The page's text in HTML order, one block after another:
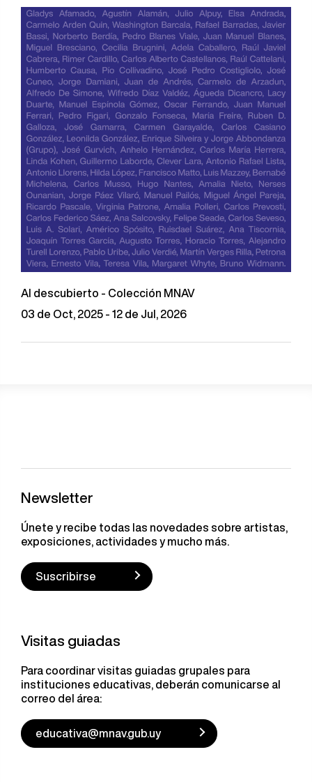
Al descubierto - Colección MNAV
03 de Oct, 2025 - 12 de Jul, 2026
Newsletter
Únete y recibe todas las novedades sobre artistas,
exposiciones, actividades y mucho más.
Suscribirse
Visitas guiadas
Para coordinar visitas guiadas grupales para
instituciones educativas, deberán comunicarse al
correo del área:
educativa@mnav.gub.uy